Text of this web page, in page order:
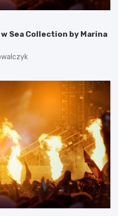
Sea Collection by Marina